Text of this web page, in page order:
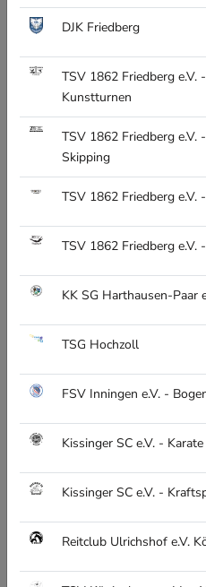
DJK Friedberg
TSV 1862 Friedberg e.V. -
Kunstturnen
TSV 1862 Friedberg e.V.
Skipping
TSV 1862 Friedberg e.V.
TSV 1862 Friedberg e.V.
KK SG Harthausen-Paar
TSG Hochzoll
FSV Inningen e.V. -
Kissinger SC e.V. - Karate
Kissinger SC e.V. -
Reitclub Ulrichshof e.V.
Farbe:
grün
Menge:
CLIQUE LINCOLN S/S -
Herren-Polo für den täglichen
Mit 3 Ton-inTon-Knöpfen.
Druck Vorderseite:
Reitclub Ulrichshof Logo
Individuelle Beschriftung /